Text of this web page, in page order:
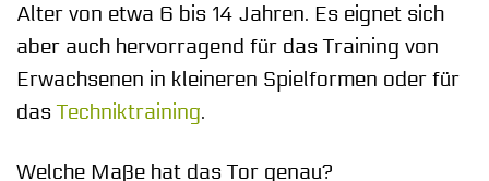
Alter von etwa 6 bis 14 Jahren. Es eignet sich
aber auch hervorragend für das Training von
Erwachsenen in kleineren Spielformen oder für
dasTechniktraining.
Welche Maße hat das Tor genau?